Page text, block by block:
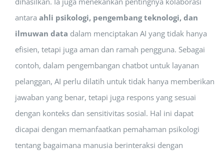
antara ahli psikologi, pengembang teknologi, dan
ilmuwan data dalam menciptakan AI yang tidak hanya
efisien, tetapi juga aman dan ramah pengguna. Sebagai
contoh, dalam pengembangan chatbot untuk layanan
pelanggan, AI perlu dilatih untuk tidak hanya memberikan
jawaban yang benar, tetapi juga respons yang sesuai
dengan konteks dan sensitivitas sosial. Hal ini dapat
dicapai dengan memanfaatkan pemahaman psikologi
tentang bagaimana manusia berinteraksi dengan